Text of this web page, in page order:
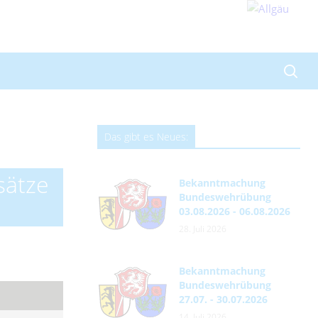
Das gibt es Neues:
Bekanntmachung
Bundeswehrübung
03.08.2026 - 06.08.2026
Bekanntmachung
Bundeswehrübung
27.07. - 30.07.2026